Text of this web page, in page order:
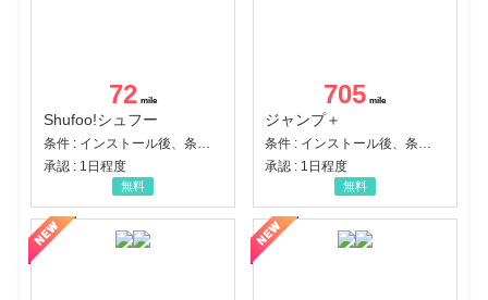
72
Shufoo!シュフー
条件 : インストール後、条件達成
承認 : 1日程度
無料
705
ジャンプ＋
条件 : インストール後、条件達成
承認 : 1日程度
無料